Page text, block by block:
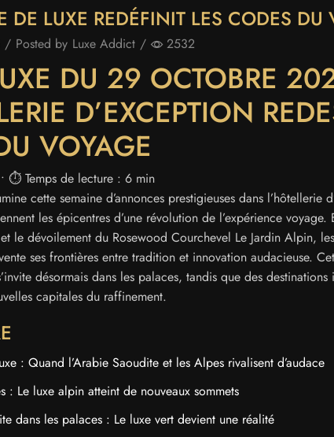
DE LUXE REDÉFINIT LES CODES
/ Posted by Luxe Addict / 2532
DU 29 OCTOBRE
D’EXCEPTION
VOYAGE
⏱️ Temps de lecture : 6 min
cette semaine d’annonces prestigieuses dans
les épicentres d’une révolution de l’expérience
le dévoilement du Rosewood Courchevel Le Jardin Alpin,
ses frontières entre tradition et innovation audacieuse.
désormais dans les palaces, tandis que des
capitales du raffinement.
: Quand l’Arabie Saoudite et les Alpes rivalisent d’audace
: Le luxe alpin atteint de nouveaux sommets
dans les palaces : Le luxe vert devient une réalité